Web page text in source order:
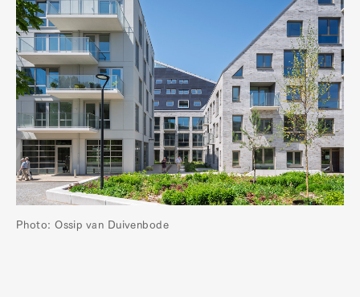
Photo: Ossip van Duivenbode